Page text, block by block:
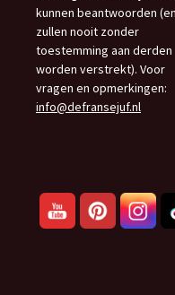
kunnen beantwoorden (en
zullen nooit zonder
toestemming aan derden
worden verstrekt). Voor
vragen en opmerkingen:
info@defransejuf.nl